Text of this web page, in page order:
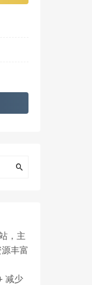
，主
丰富
减少